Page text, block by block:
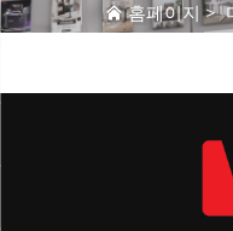
홈페이지>